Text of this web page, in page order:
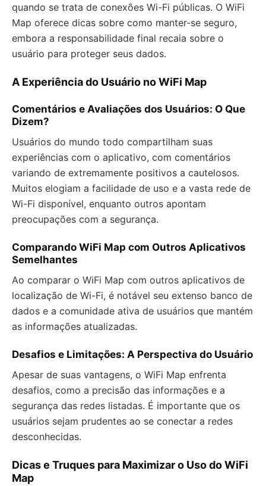
quando se trata de conexões Wi-Fi públicas. O WiFi
Map oferece dicas sobre como manter-se seguro,
embora a responsabilidade final recaia sobre o
usuário para proteger seus dados.
A Experiência do Usuário no WiFi Map
Comentários e Avaliações dos Usuários: O Que
Dizem?
Usuários do mundo todo compartilham suas
experiências com o aplicativo, com comentários
variando de extremamente positivos a cautelosos.
Muitos elogiam a facilidade de uso e a vasta rede de
Wi-Fi disponível, enquanto outros apontam
preocupações com a segurança.
Comparando WiFi Map com Outros Aplicativos
Semelhantes
Ao comparar o WiFi Map com outros aplicativos de
localização de Wi-Fi, é notável seu extenso banco de
dados e a comunidade ativa de usuários que mantém
as informações atualizadas.
Desafios e Limitações: A Perspectiva do Usuário
Apesar de suas vantagens, o WiFi Map enfrenta
desafios, como a precisão das informações e a
segurança das redes listadas. É importante que os
usuários sejam prudentes ao se conectar a redes
desconhecidas.
Dicas e Truques para Maximizar o Uso do WiFi
Map